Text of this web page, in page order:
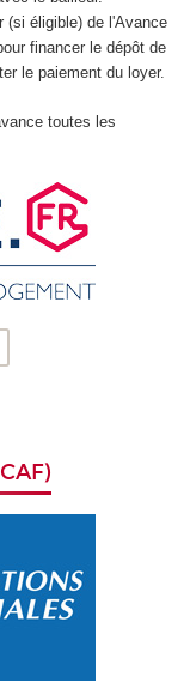
(si éligible) de l'Avance
financer le dépôt de
le paiement du loyer.
toutes les